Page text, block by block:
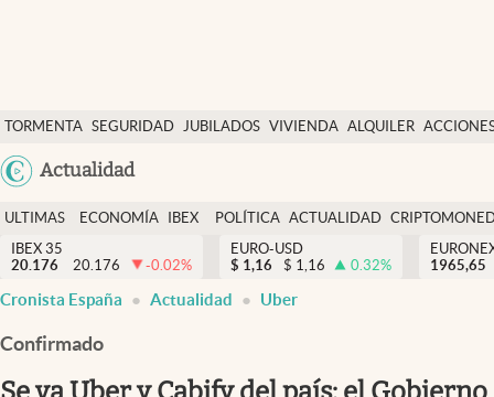
TORMENTA SEGURIDAD JUBILADOS VIVIENDA ALQUILER
USA
Actualidad
Economía y finanzas
Política
Actualidad
Criptomonedas
España
ULTIMAS
NOTICIAS
ECONOMÍA
FINANZAS
IBEX
EURO
POLÍTICA ACTUALIDAD
IBEX 35
20.176
20.176 -0.02%
EURO-USD
$ 1,16 $ 1,16 0.32%
1965,65
Cronista España Actualidad Uber
Confirmado